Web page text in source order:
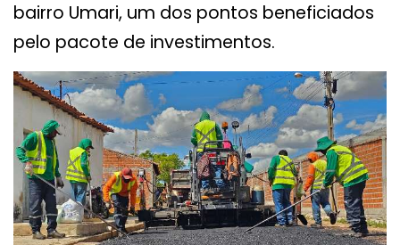
bairro Umari, um dos pontos beneficiados
pelo pacote de investimentos.